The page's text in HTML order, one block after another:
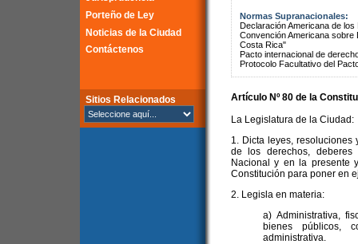
Porteño de Ley
Noticias de la Ciudad
Contáctenos
Sitios Relacionados
Normas Supranacionales:
Declaración Americana de
Convención Americana
Costa Rica"
Pacto internacional de
Protocolo Facultativo del
Artículo Nº 80 de la
La Legislatura de la Ciudad:
1. Dicta leyes,
de los derechos,
Nacional y en la presente
Constitución para poner en
2. Legisla en materia:
a) Administrativa,
bienes públicos,
administrativa.